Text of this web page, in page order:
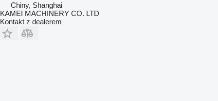
Chiny, Shanghai
KAMEI MACHINERY CO. LTD
Kontakt z dealerem